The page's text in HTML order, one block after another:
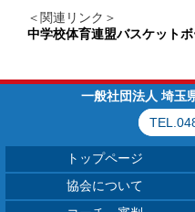
＜関連リンク＞
中学校体育連盟バスケット
一般社団法人 埼玉
トップページ
協会について